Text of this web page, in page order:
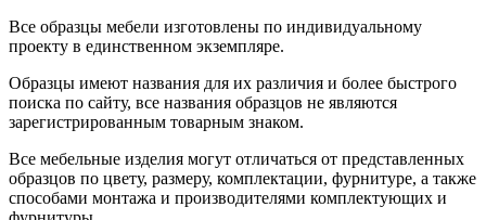
Все образцы мебели изготовлены по индивидуальному
проекту в единственном экземпляре.
Образцы имеют названия для их различия и более быстрого
поиска по сайту, все названия образцов не являются
зарегистрированным товарным знаком.
Все мебельные изделия могут отличаться от представленных
образцов по цвету, размеру, комплектации, фурнитуре, а также
способами монтажа и производителями комплектующих и